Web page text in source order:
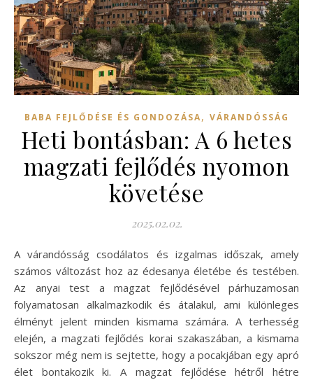
BABA FEJLŐDÉSE ÉS GONDOZÁSA, VÁRANDÓSSÁG
Heti bontásban: A 6 hetes
magzati fejlődés nyomon
követése
2025.02.02.
A várandósság csodálatos és izgalmas időszak, amely
számos változást hoz az édesanya életébe és testében.
Az anyai test a magzat fejlődésével párhuzamosan
folyamatosan alkalmazkodik és átalakul, ami különleges
élményt jelent minden kismama számára. A terhesség
elején, a magzati fejlődés korai szakaszában, a kismama
sokszor még nem is sejtette, hogy a pocakjában egy apró
élet bontakozik ki. A magzat fejlődése hétről hétre